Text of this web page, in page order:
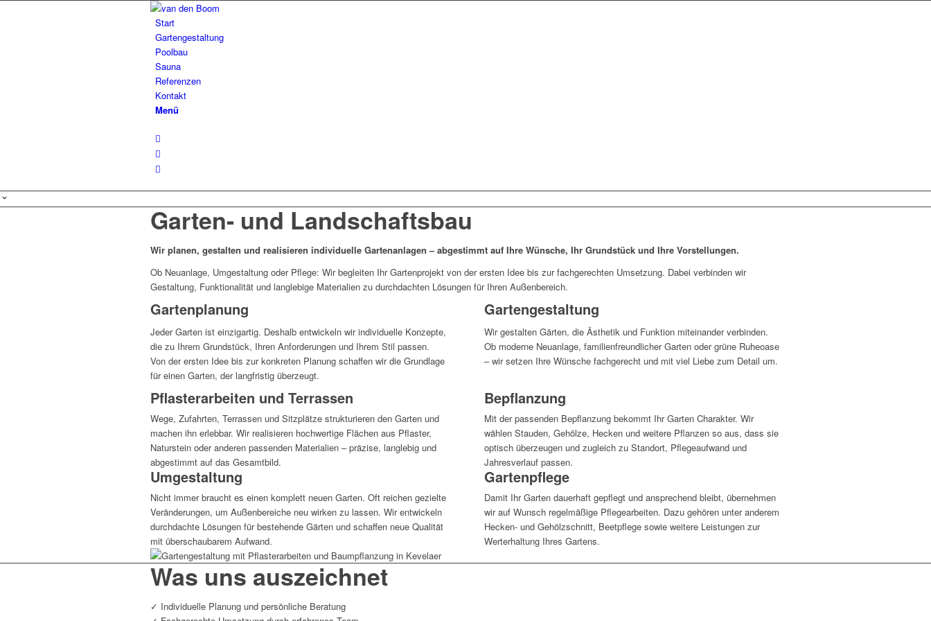
Start
Gartengestaltung
Poolbau
Sauna
Referenzen
Kontakt
Menü
Garten- und Landschaftsbau
Wir planen, gestalten und realisieren individuelle Gartenanlagen – abgestimmt auf Ihre Wünsche, Ihr Grundstück und Ihre Vorstellungen.
Ob Neuanlage, Umgestaltung oder Pflege: Wir begleiten Ihr Gartenprojekt von der ersten Idee bis zur fachgerechten Umsetzung. Dabei verbinden wir
Gestaltung, Funktionalität und langlebige Materialien zu durchdachten Lösungen für Ihren Außenbereich.
Gartenplanung
Jeder Garten ist einzigartig. Deshalb entwickeln wir individuelle Konzepte,
die zu Ihrem Grundstück, Ihren Anforderungen und Ihrem Stil passen.
Von der ersten Idee bis zur konkreten Planung schaffen wir die Grundlage
für einen Garten, der langfristig überzeugt.
Gartengestaltung
Wir gestalten Gärten, die Ästhetik und Funktion miteinander verbinden.
Ob moderne Neuanlage, familienfreundlicher Garten oder grüne Ruheoase
– wir setzen Ihre Wünsche fachgerecht und mit viel Liebe zum Detail um.
Pflasterarbeiten und Terrassen
Wege, Zufahrten, Terrassen und Sitzplätze strukturieren den Garten und
machen ihn erlebbar. Wir realisieren hochwertige Flächen aus Pflaster,
Naturstein oder anderen passenden Materialien – präzise, langlebig und
abgestimmt auf das Gesamtbild.
Bepflanzung
Mit der passenden Bepflanzung bekommt Ihr Garten Charakter. Wir
wählen Stauden, Gehölze, Hecken und weitere Pflanzen so aus, dass sie
optisch überzeugen und zugleich zu Standort, Pflegeaufwand und
Jahresverlauf passen.
Umgestaltung
Nicht immer braucht es einen komplett neuen Garten. Oft reichen gezielte
Veränderungen, um Außenbereiche neu wirken zu lassen. Wir entwickeln
durchdachte Lösungen für bestehende Gärten und schaffen neue Qualität
mit überschaubarem Aufwand.
Gartenpflege
Damit Ihr Garten dauerhaft gepflegt und ansprechend bleibt, übernehmen
wir auf Wunsch regelmäßige Pflegearbeiten. Dazu gehören unter anderem
Hecken- und Gehölzschnitt, Beetpflege sowie weitere Leistungen zur
Werterhaltung Ihres Gartens.
Was uns auszeichnet
✓ Individuelle Planung und persönliche Beratung